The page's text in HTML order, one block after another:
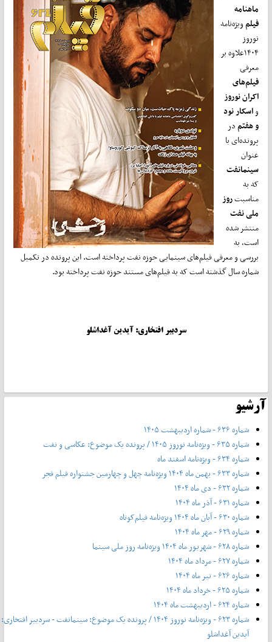
ماهنامه
فیلمویژه‌نامه
نوروز
۱۴۰۴علاوه بر
معرفی
فیلم‌های
اکران نوروز
واسکار نود
و هفتمدر
پرونده‌ای با
عنوان
سینمانفت
که به
مناسبتروز
ملی نفت
منتشر شده
است، به
بررسی و معرفی فیلم‌های سینمایی حوزه نفت پرداخته است. این پرونده در تکمیل
شماره سال گذشته است که به فیلم‌های مستند حوزه نفت پرداخته بود.
سردبیر افتخاری: آیدین آغداشلو
آرشیو
شماره ۶۳۶ - شماره اردیبهشت ۱۴۰۵
شماره ۶۳۵ - ویژه‌نامه نوروز ۱۴۰۵ / پرونده یک موضوع: عکاسی و نفت
شماره ۶۳۴ - ویژه‌نامه اسفند ماه
شماره ۶۳۳ - بهمن ماه ۱۴۰۴ ویژه‌نامه چهل‌ و‌ چهارمین جشنواره فیلم فجر
شماره ۶۳۲ - دی ماه ۱۴۰۴
شماره ۶۳۱ - آذر ماه ۱۴۰۴
شماره ۶۳۰ - آبان ماه ۱۴۰۴ ویژه‌نامه فیلم‌کوتاه
شماره ۶۲۹ - مهر ماه ۱۴۰۴
شماره ۶۲۸ - شهریور ماه ۱۴۰۴ ویژه‌نامه روز ملی سینما
شماره ۶۲۷ - مرداد ماه ۱۴۰۴
شماره ۶۲۶ - تیر ماه ۱۴۰۴
شماره ۶۲۵ - خرداد ماه ۱۴۰۴
شماره ۶۲۴ - اردیبهشت ماه ۱۴۰۴
شماره ۶۲۳ - ویژه‌نامه نوروز ۱۴۰۴ / پرونده یک موضوع: سینمانفت - سردبیر افتخاری:
آیدین آغداشلو